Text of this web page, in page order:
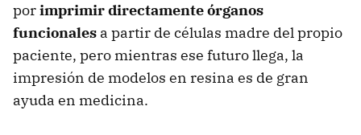
porimprimir directamente órganos
funcionales a partir de células madre del propio
paciente, pero mientras ese futuro llega, la
impresión de modelos en resina es de gran
ayuda en medicina.